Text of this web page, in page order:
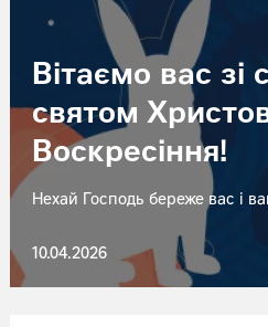
Вітаємо вас зі
святом
Воскресіння!
Нехай Господь береже вас і
10.04.2026